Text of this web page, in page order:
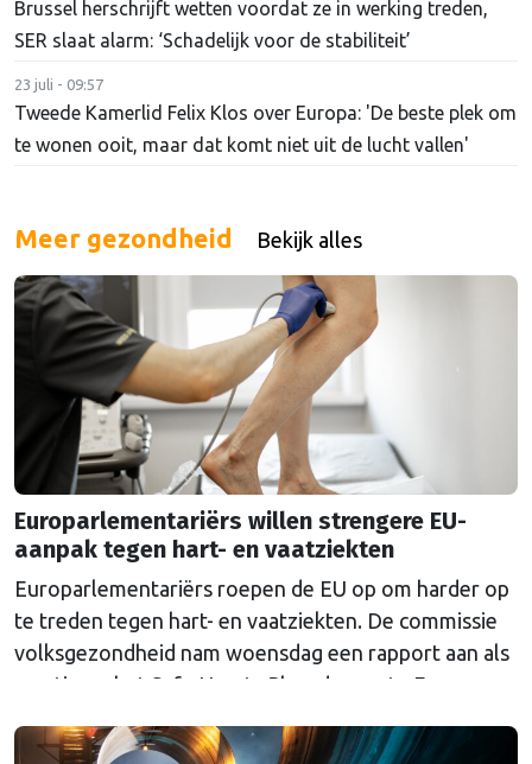
Brussel herschrijft wetten voordat ze in werking treden,
SER slaat alarm: ‘Schadelijk voor de stabiliteit’
23 juli - 09:57
Tweede Kamerlid Felix Klos over Europa: 'De beste plek om
te wonen ooit, maar dat komt niet uit de lucht vallen'
Meer gezondheid Bekijk alles
Europarlementariërs willen strengere EU-
aanpak tegen hart- en vaatziekten
Europarlementariërs roepen de EU op om harder op
te treden tegen hart- en vaatziekten. De commissie
volksgezondheid nam woensdag een rapport aan als
reactie op het Safe Hearts Plan, de eerste Europese
Commissie in december 2025 presenteerde. Hart- en